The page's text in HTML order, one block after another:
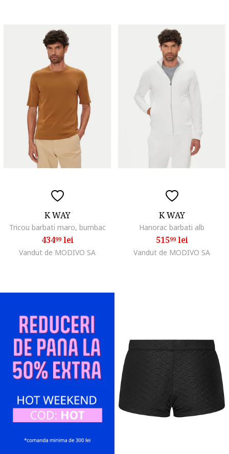
K WAY
Tricou barbati maro, bumbac
43499lei
Vandut de MODIVO SA
K WAY
Hanorac barbati alb
51599lei
Vandut de MODIVO SA